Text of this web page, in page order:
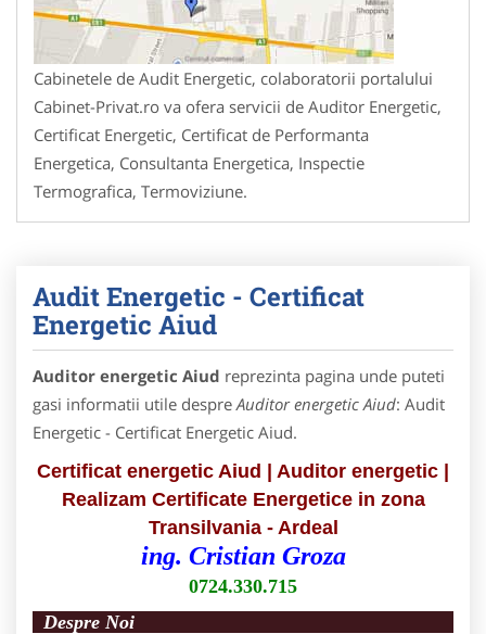
Cabinetele de Audit Energetic, colaboratorii portalului
Cabinet-Privat.ro va ofera servicii de Auditor Energetic,
Certificat Energetic, Certificat de Performanta
Energetica, Consultanta Energetica, Inspectie
Termografica, Termoviziune.
Audit Energetic - Certificat
Energetic Aiud
Auditor energetic Aiud reprezinta pagina unde puteti
gasi informatii utile despreAuditor energetic Aiud: Audit
Energetic - Certificat Energetic Aiud.
Certificat energetic Aiud | Auditor energetic |
Realizam Certificate Energetice in zona
Transilvania - Ardeal
ing. Cristian Groza
0724.330.715
Despre Noi